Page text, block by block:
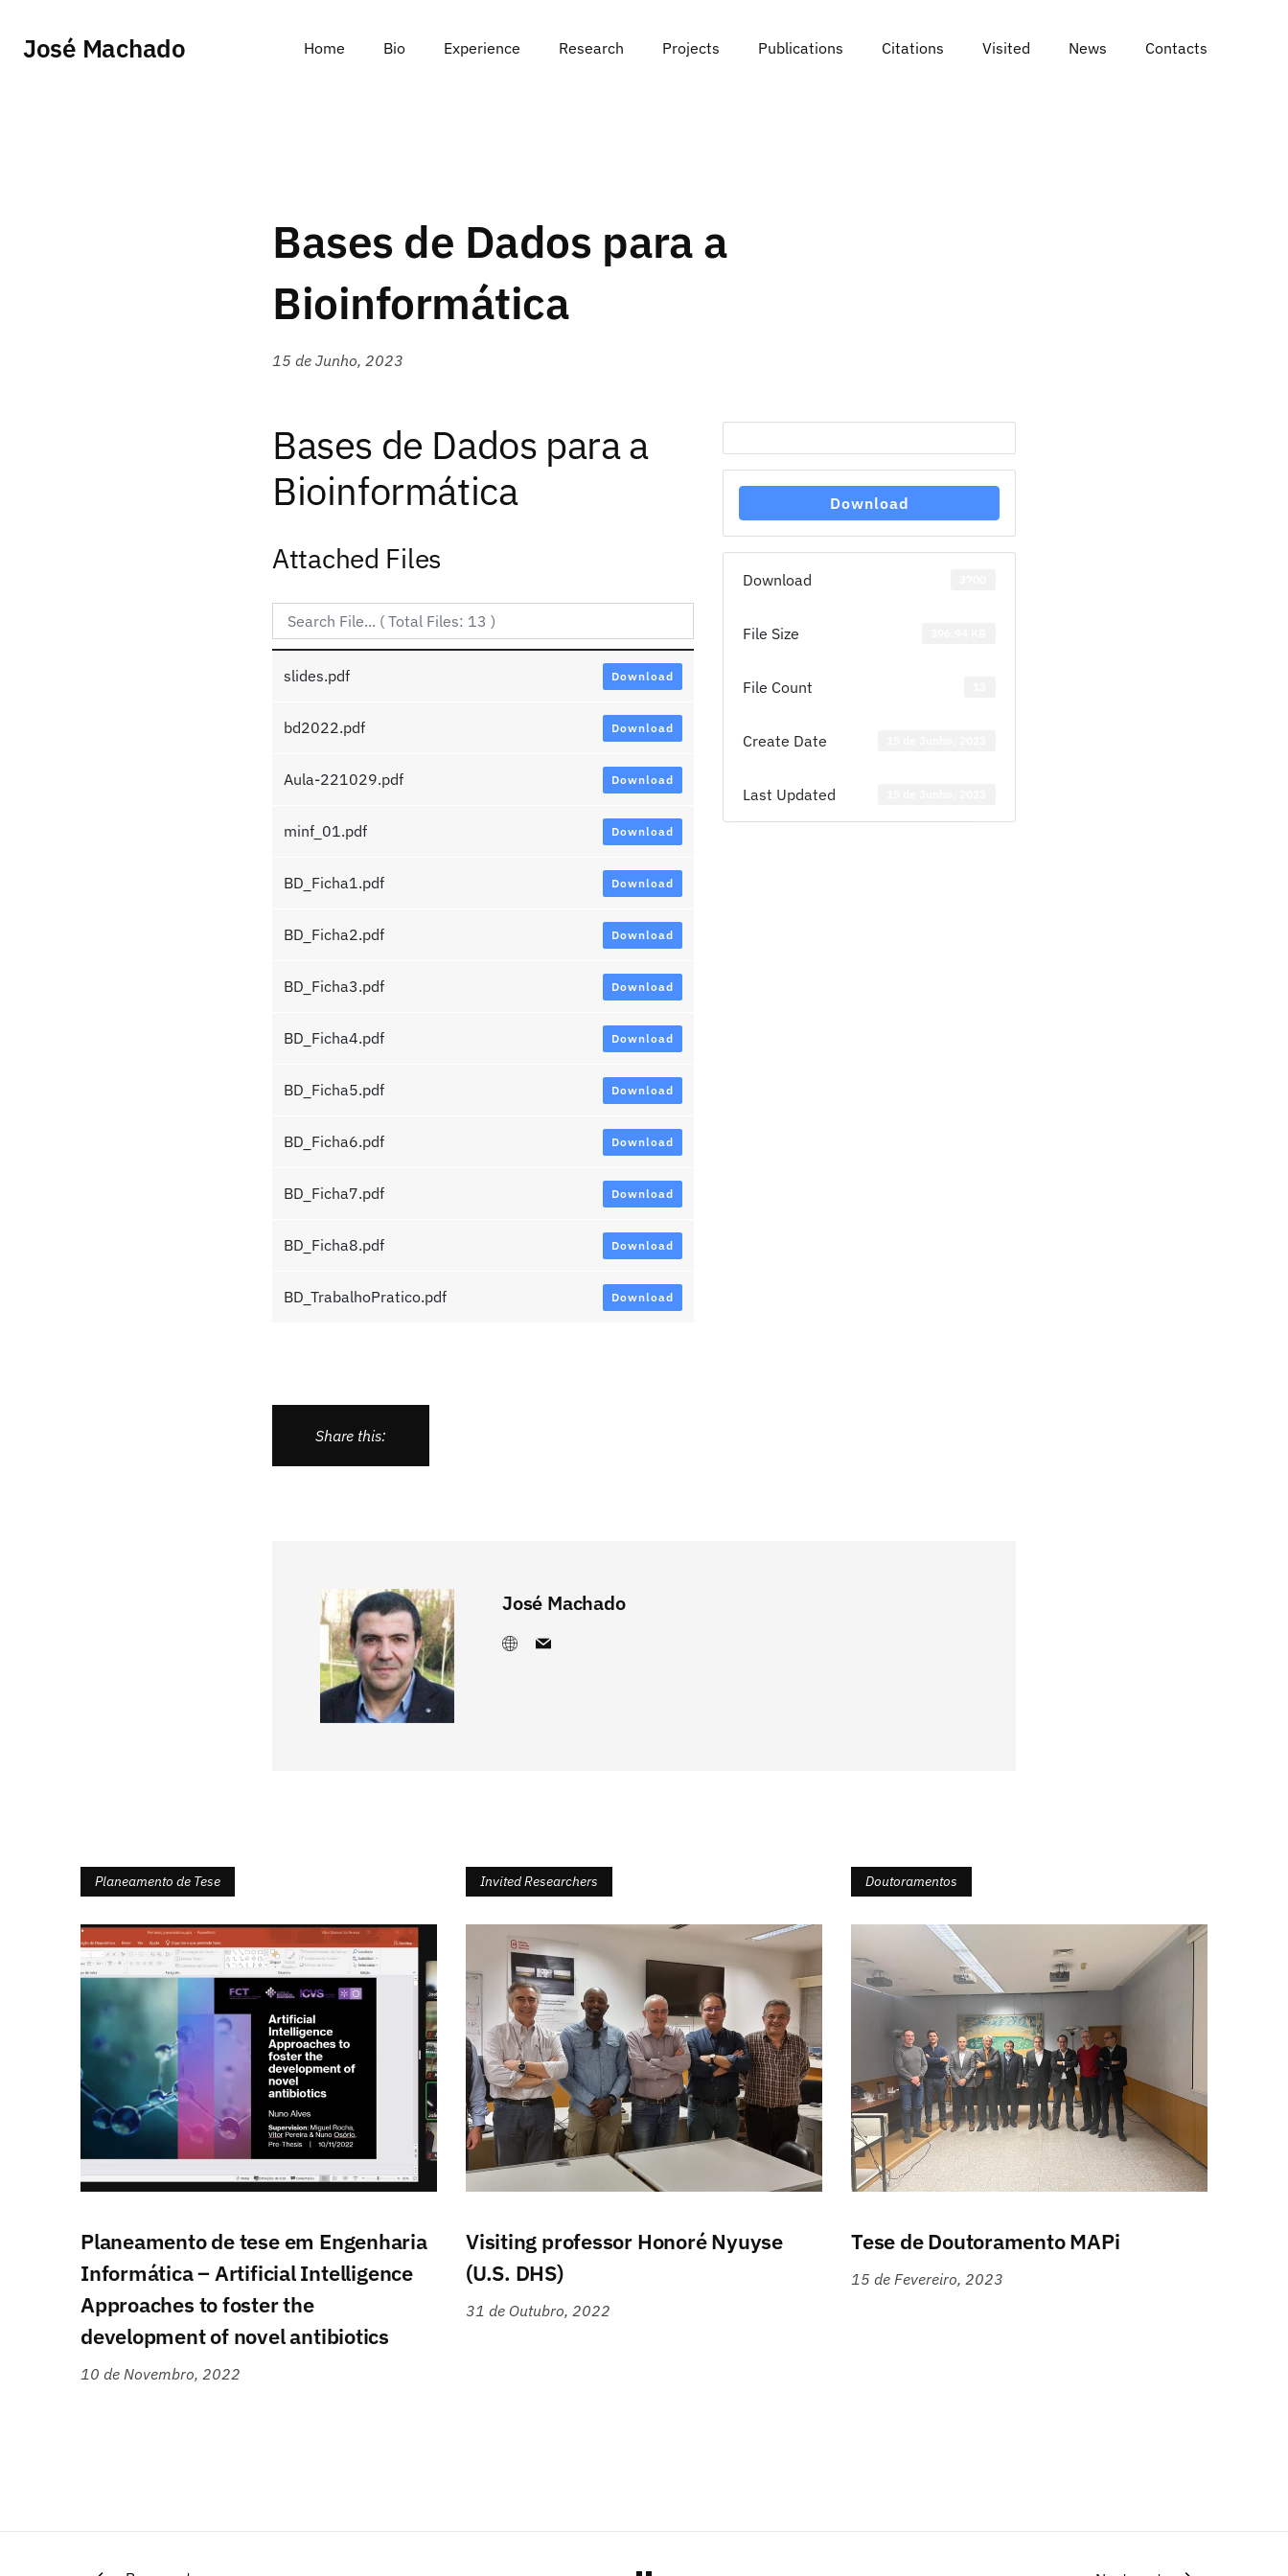
José Machado Home Bio Experience Research Projects Publications Citations Visited News Contacts
Bases de Dados para a
Bioinformática
15 de Junho, 2023
Bases de Dados para a
Bioinformática
Attached Files
slides.pdf Download
bd2022.pdf Download
Aula-221029.pdf Download
minf_01.pdf Download
BD_Ficha1.pdf Download
BD_Ficha2.pdf Download
BD_Ficha3.pdf Download
BD_Ficha4.pdf Download
BD_Ficha5.pdf Download
BD_Ficha6.pdf Download
BD_Ficha7.pdf Download
BD_Ficha8.pdf Download
BD_TrabalhoPratico.pdf Download
Download
Download
File Size
File Count
Create Date
Last Updated
Share this:
José Machado
Planeamento de Tese
Planeamento de tese em Engenharia
Informática – Artificial Intelligence
Approaches to foster the
development of novel antibiotics
10 de Novembro, 2022
Invited Researchers
Visiting professor Honoré Nyuyse
(U.S. DHS)
31 de Outubro, 2022
Doutoramentos
Tese de Doutoramento MAPi
15 de Fevereiro, 2023